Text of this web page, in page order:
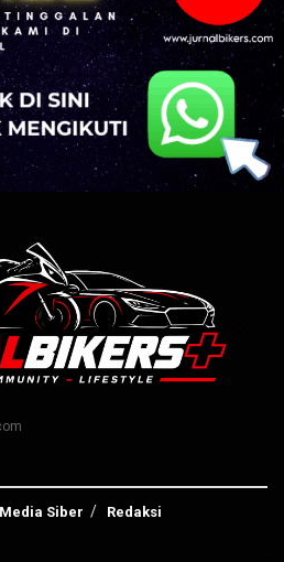
Siber Redaksi